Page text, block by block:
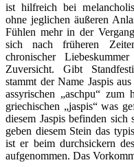
ist hilfreich bei
ohne jeglichen äußeren
Fühlen mehr in der
sich nach früheren
chronischer
Zuversicht. Gibt
stammt der Name Jaspis
assyrischen „aschpu“ zum
griechischen „jaspis“ was
diesem Jaspis befinden sich
geben diesem Stein das
ist er beim durchsi­ckern
aufge­nommen. Das